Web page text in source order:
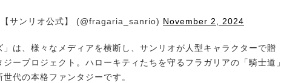
サンリオ公式】 (@fragaria_sanrio) November 2, 2024
は、様々なメディアを横断し、サンリオが人型キャラクターで贈
ープロジェクト。ハローキティたちを守るフラガリアの「騎士道」
代の本格ファンタジーです。